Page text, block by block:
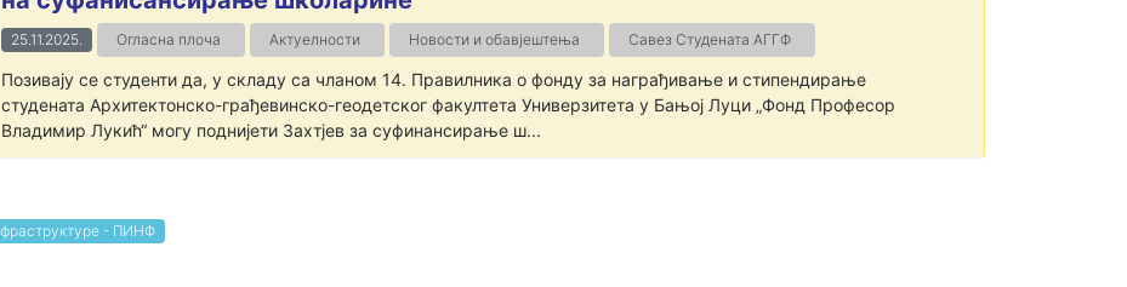
25.11.2025. Огласна плоча Актуелности Новости и обавјештења Савез Студената АГГФ
Позивају се студенти да, у складу са чланом 14. Правилника о фонду за награђивање и стипендирање
студената Архитектонско-грађевинско-геодетског факултета Универзитета у Бањој Луци „Фонд Професор
Владимир Лукић“ могу поднијети Захтјев за суфинансирање ш...
- ПИНФ